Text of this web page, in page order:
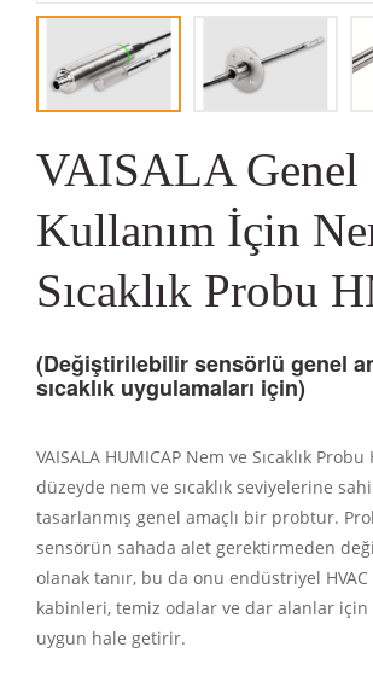
VAISALA Genel
Kullanım İçin
Sıcaklık Probu
(Değiştirilebilir sensörlü genel
sıcaklık uygulamaları için)
VAISALA HUMICAP Nem ve Sıcaklık
düzeyde nem ve sıcaklık seviyelerine
tasarlanmış genel amaçlı bir probtur.
sensörün sahada alet gerektirmeden
olanak tanır, bu da onu endüstriyel
kabinleri, temiz odalar ve dar alanlar için
uygun hale getirir.